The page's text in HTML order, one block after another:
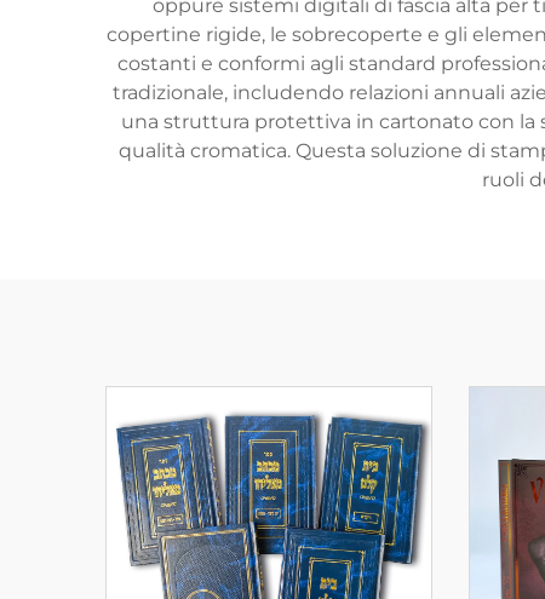
oppure sistemi digitali di fascia alta per
copertine rigide, le sobrecoperte e gli
costanti e conformi agli standard
tradizionale, includendo relazioni annuali
una struttura protettiva in cartonato con la
qualità cromatica. Questa soluzione di
ruoli